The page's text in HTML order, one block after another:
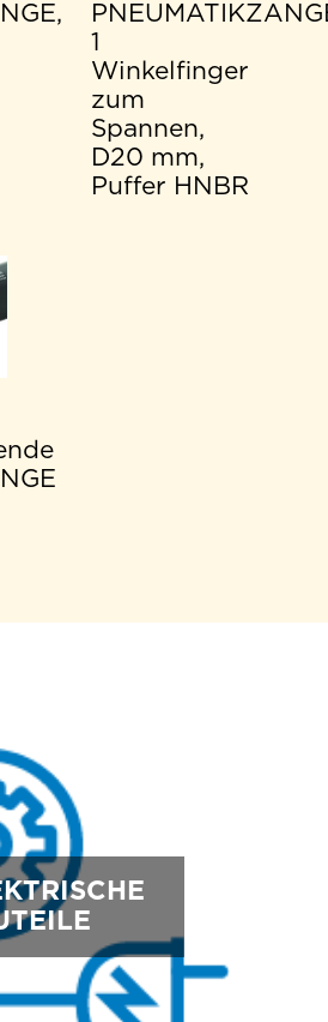
1
Winkelfinger
zum
Spannen,
D20 mm,
Puffer HNBR